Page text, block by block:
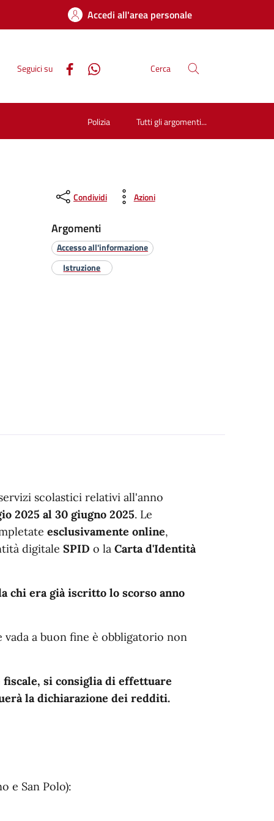
Accedi all'area personale
Seguici su Cerca
Polizia Tutti gli argomenti...
Condividi Azioni
Argomenti
Accesso all'informazione
Istruzione
scolastici relativi all'anno
2025 al 30 giugno 2025. Le
esclusivamente online,
digitale SPID o la Carta d'Identità
chi era già iscritto lo scorso anno
a buon fine è obbligatorio non
si consiglia di effettuare
la dichiarazione dei redditi.
e San Polo):